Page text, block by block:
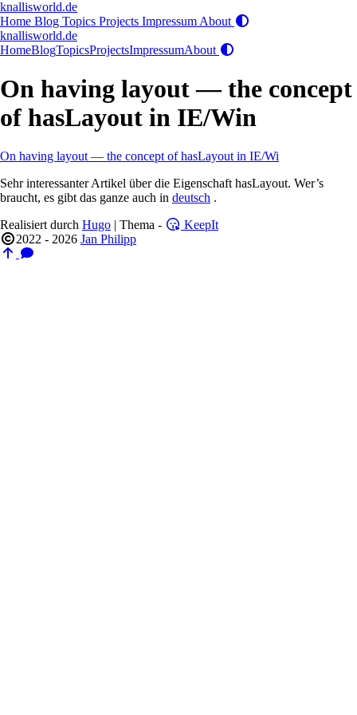
knallisworld.de
Home Blog Topics Projects Impressum About
knallisworld.de
HomeBlogTopicsProjectsImpressumAbout
On having layout — the concept
of hasLayout in IE/Win
On having layout — the concept of hasLayout in IE/Wi
Sehr interessanter Artikel über die Eigenschaft hasLayout. Wer’s
braucht, es gibt das ganze auch in deutsch .
Realisiert durch Hugo | Thema -
KeepIt
2022 - 2026 Jan Philipp